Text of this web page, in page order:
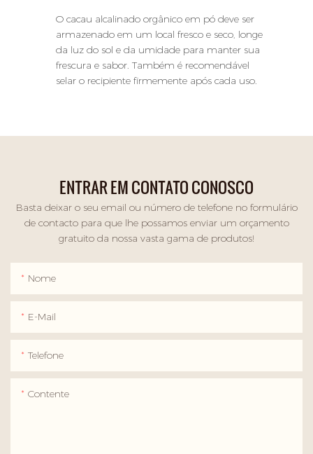
O cacau alcalinado orgânico em pó deve ser
armazenado em um local fresco e seco, longe
da luz do sol e da umidade para manter sua
frescura e sabor. Também é recomendável
selar o recipiente firmemente após cada uso.
ENTRAR EM CONTATO CONOSCO
Basta deixar o seu email ou número de telefone no formulário
de contacto para que lhe possamos enviar um orçamento
gratuito da nossa vasta gama de produtos!
Nome
E-Mail
Telefone
Contente